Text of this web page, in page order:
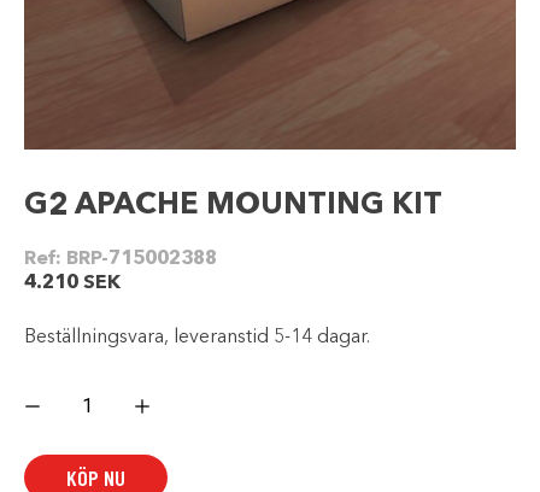
G2 APACHE MOUNTING KIT
Ref: BRP-715002388
4.210 SEK
Beställningsvara, leveranstid 5-14 dagar.
APACHE
mängd
KÖP NU